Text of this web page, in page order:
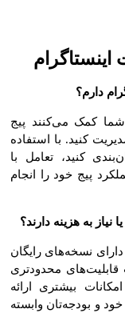
اینستاگرام
دارم؟
شما کمک می‌کنند پیج
کنید. با استفاده
کنید، تعامل با
پیج خود را انجام
نیاز به هزینه دارند؟
دارای نسخه‌های رایگان
قابلیت‌های محدودتری
بیشتری ارائه
و بودجه‌تان وابسته